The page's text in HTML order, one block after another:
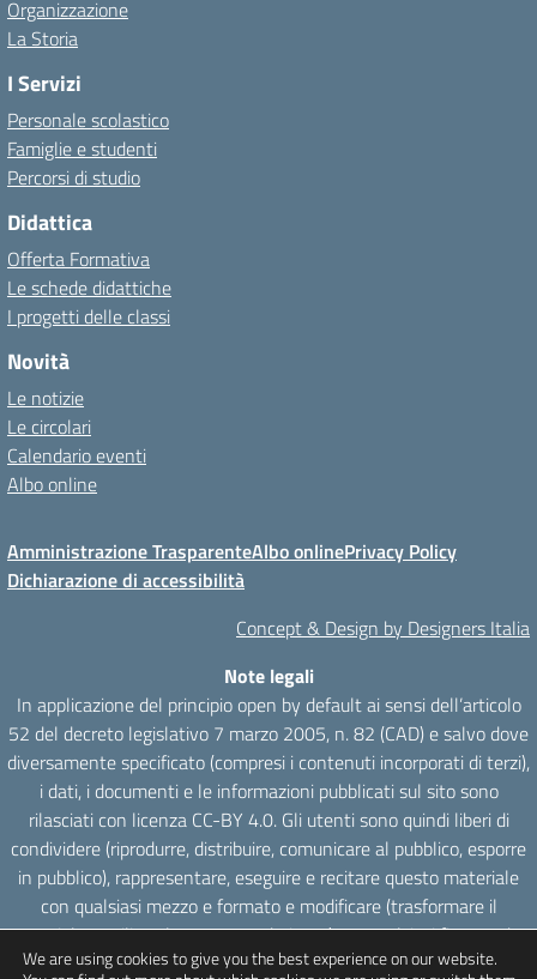
Organizzazione
La Storia
I Servizi
Personale scolastico
Famiglie e studenti
Percorsi di studio
Didattica
Offerta Formativa
Le schede didattiche
I progetti delle classi
Novità
Le notizie
Le circolari
Calendario eventi
Albo online
Amministrazione TrasparenteAlbo onlinePrivacy Policy
Dichiarazione di accessibilità
Concept & Design by Designers Italia
Note legali
In applicazione del principio open by default ai sensi dell’articolo
52 del decreto legislativo 7 marzo 2005, n. 82 (CAD) e salvo dove
diversamente specificato (compresi i contenuti incorporati di terzi),
i dati, i documenti e le informazioni pubblicati sul sito sono
rilasciati con licenza CC-BY 4.0. Gli utenti sono quindi liberi di
condividere (riprodurre, distribuire, comunicare al pubblico, esporre
in pubblico), rappresentare, eseguire e recitare questo materiale
con qualsiasi mezzo e formato e modificare (trasformare il
materiale e utilizzarlo per opere derivate) per qualsiasi fine, anche
commerciale con il solo onere di attribuzione, senza apporre
We are using cookies to give you the best experience on our website.